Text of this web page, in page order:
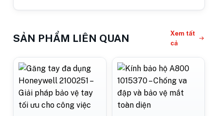
SẢN PHẨM LIÊN QUAN
Xem tất
cả